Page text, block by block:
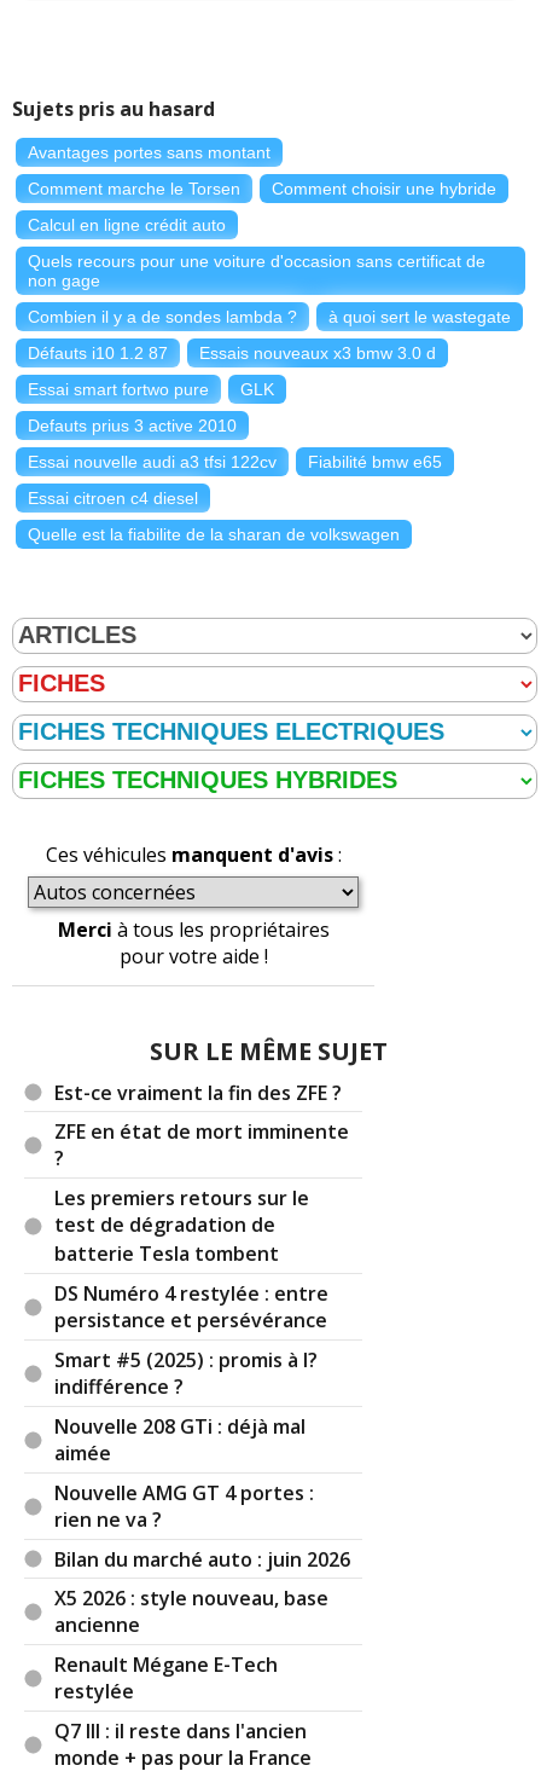
(Votre post sera visible sous le commentaire)
Sujets pris au hasard
Avantages portes sans montant
Comment marche le Torsen
Comment choisir une hybride
Calcul en ligne crédit auto
Quels recours pour une voiture d'occasion sans certificat de
non gage
Combien il y a de sondes lambda ?
à quoi sert le wastegate
Défauts i10 1.2 87
Essais nouveaux x3 bmw 3.0 d
Essai smart fortwo pure
GLK
Defauts prius 3 active 2010
Essai nouvelle audi a3 tfsi 122cv
Fiabilité bmw e65
Essai citroen c4 diesel
Quelle est la fiabilite de la sharan de volkswagen
Ces véhicules manquent d'avis:
Merci à tous les propriétaires
pour votre aide !
SUR LE MÊME SUJET
Est-ce vraiment la fin des ZFE ?
ZFE en état de mort imminente
?
Les premiers retours sur le
test de dégradation de
batterie Tesla tombent
DS Numéro 4 restylée : entre
persistance et persévérance
Smart #5 (2025) : promis à l?
indifférence ?
Nouvelle 208 GTi : déjà mal
aimée
Nouvelle AMG GT 4 portes :
rien ne va ?
Bilan du marché auto : juin 2026
X5 2026 : style nouveau, base
ancienne
Renault Mégane E-Tech
restylée
Q7 III : il reste dans l'ancien
monde + pas pour la France